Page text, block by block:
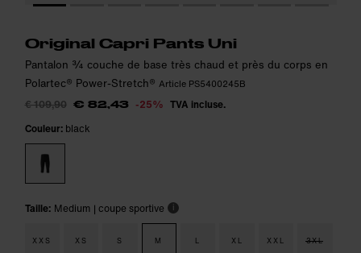
Original Capri Pants Uni
Pantalon ¾ couche de base très chaud et près du corps en
Polartec® Power-Stretch® Article PS5400245B
€ 109,90 € 82,43 -25% TVA incluse.
Couleur: black
Taille: Medium | coupe sportive i
XXS XS S M L XL XXL 3XL